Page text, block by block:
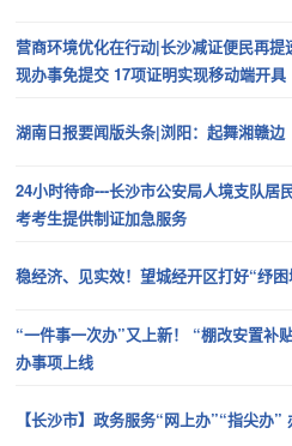
营商环境优化在行动|长沙减证便民再提
现办事免提交 17项证明实现移动端开具
湖南日报要闻版头条|浏阳：起舞湘赣边
24小时待命---长沙市公安局人境支队居
考考生提供制证加急服务
稳经济、见实效！望城经开区打好“纾
“一件事一次办”又上新！ “棚改安置补
办事项上线
【长沙市】政务服务“网上办”“指尖办”